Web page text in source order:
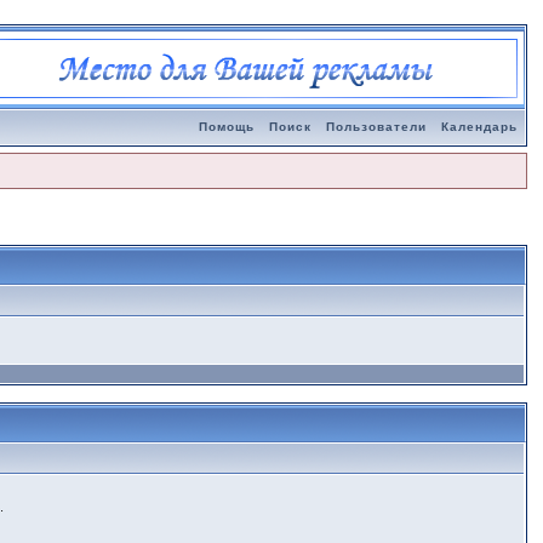
Помощь Поиск Пользователи Календарь